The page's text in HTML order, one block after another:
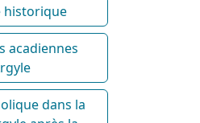
historique
acadiennes
dans la